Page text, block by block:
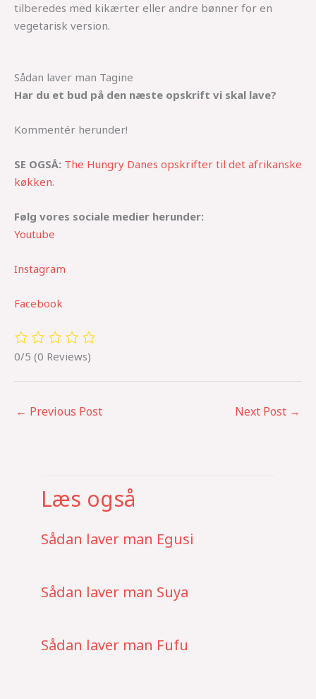
tilberedes med kikærter eller andre bønner for en
vegetarisk version.
Sådan laver man Tagine
Har du et bud på den næste opskrift vi skal lave?
Kommentér herunder!
SE OGSÅ: The Hungry Danes opskrifter til det afrikanske
køkken.
Følg vores sociale medier herunder:
Youtube
Instagram
Facebook
0/5 (0 Reviews)
← Previous Post Next Post →
Læs også
Sådan laver man Egusi
Sådan laver man Suya
Sådan laver man Fufu